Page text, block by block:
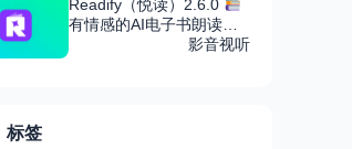
Readify（悦读）2.6.0
有情感的AI电子书朗读，
多国语言，支持多格式
影音视听
标签